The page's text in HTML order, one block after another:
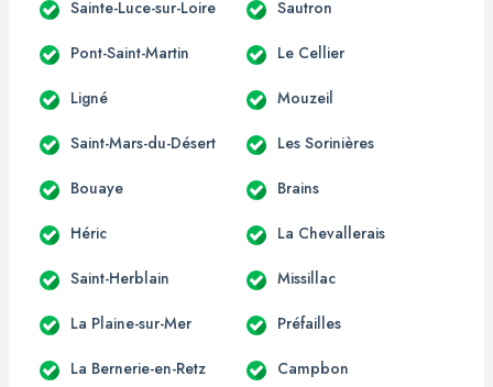
Sainte-Luce-sur-Loire Sautron
Pont-Saint-Martin Le Cellier
Ligné Mouzeil
Saint-Mars-du-Désert Les Sorinières
Bouaye Brains
Héric La Chevallerais
Saint-Herblain Missillac
La Plaine-sur-Mer Préfailles
La Bernerie-en-Retz Campbon